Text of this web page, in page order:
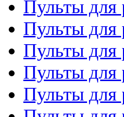
Пульты для
Пульты для
Пульты для
Пульты для
Пульты для